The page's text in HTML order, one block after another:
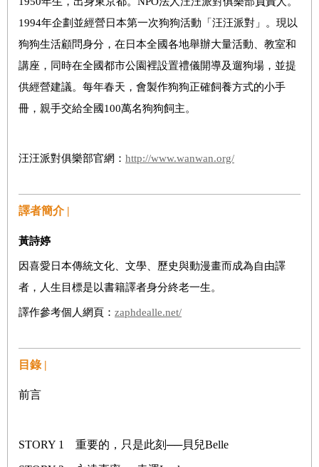
1994年企劃並經營日本第一次狗狗活動「汪汪派對」。現以
狗狗生活顧問身分，在日本全國各地舉辦大量活動、教室和
講座，同時在全國都市公園裡設置禮儀開導及遛狗場，並提
供經營建議。每年春天，會製作狗狗正確飼養方式的小手
冊，親手交給全國100萬名狗狗飼主。
汪汪派對俱樂部官網： http://www.wanwan.org/
譯者簡介 |
黃詩婷
因喜愛日本傳統文化、文學、歷史與動漫畫而成為自由譯
者，人生目標是以書籍譯者身分終老一生。
譯作參考個人網頁： zaphdealle.net/
目錄 |
前言
STORY 1 重要的，只是此刻──貝兒Belle